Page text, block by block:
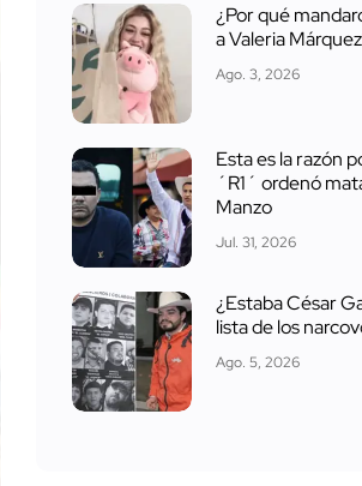
¿Por qué
a Valeria
Ago. 3, 2026
Esta es la razón
´R1´ ordenó
Manzo
Jul. 31, 2026
¿Estaba César
lista de los
Ago. 5, 2026